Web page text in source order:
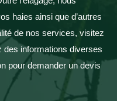
haies ainsi que d’autres
de nos services, visitez
des informations diverses
pour demander un devis